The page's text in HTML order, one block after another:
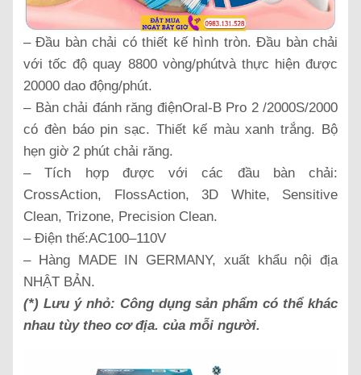
– Đầu bàn chải có thiết kế hình tròn. Đầu bàn chải
với tốc độ quay 8800 vòng/phútvà thực hiện được
20000 dao động/phút.
– Bàn chải đánh răng điệnOral-B Pro 2 /2000S/2000
có đèn báo pin sạc. Thiết kế màu xanh trắng. Bộ
hẹn giờ 2 phút chải răng.
– Tích hợp được với các đầu bàn chải:
CrossAction, FlossAction, 3D White, Sensitive
Clean, Trizone, Precision Clean.
– Điện thế:AC100–110V
– Hàng MADE IN GERMANY, xuất khẩu nội địa
NHẬT BẢN.
(*) Lưu ý nhỏ: Công dụng sản phẩm có thể khác
nhau tùy theo cơ địa. của mỗi người.